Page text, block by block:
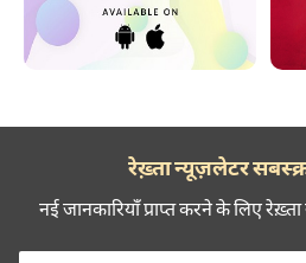
रेख़्ता न्यूज़लेटर
नई जानकारियाँ प्राप्त करने के लिए